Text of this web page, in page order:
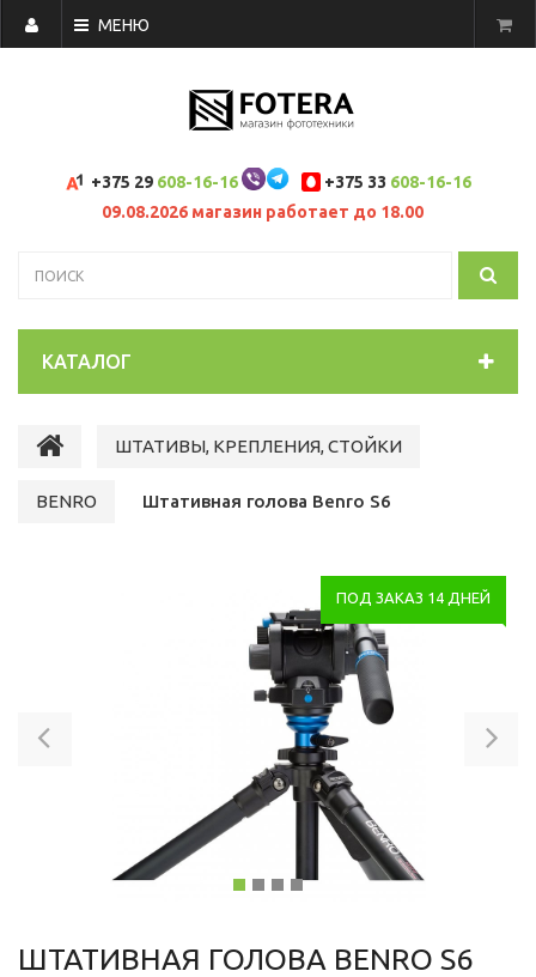
МЕНЮ
+375 29 608-16-16 +375 33 608-16-16
09.08.2026 магазин работает до 18.00
КАТАЛОГ
ШТАТИВЫ, КРЕПЛЕНИЯ, СТОЙКИ
BENRO Штативная голова Benro S6
ПОД ЗАКАЗ 14 ДНЕЙ
ШТАТИВНАЯ ГОЛОВА BENRO S6